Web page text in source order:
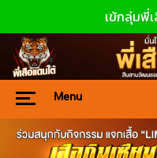
เข้กลุ่มพี่
Menu